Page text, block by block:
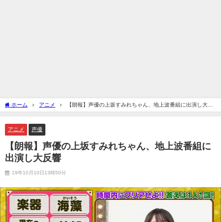
ホーム アニメ
【朗報】声優の上坂すみれちゃん、地上波番組に出演し大反
響
アニメ 声優
【朗報】声優の上坂すみれちゃん、地上波番組に
出演し大反響
19年10月10日13時50分